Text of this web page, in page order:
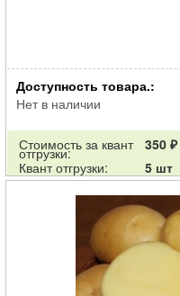
Картофель семенной
Доступность товара.:
Нет в наличии
Стоимость за квант
отгрузки:
350 ₽
Квант отгрузки:
5 шт